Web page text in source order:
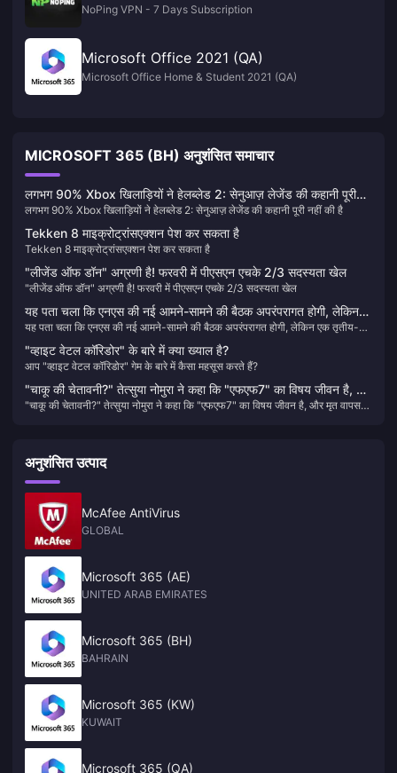
NoPing VPN - 7 Days Subscription
Microsoft Office 2021 (QA)
Microsoft Office Home & Student 2021 (QA)
MICROSOFT 365 (BH) अनुशंसित समाचार
लगभग 90% Xbox खिलाड़ियों ने हेलब्लेड 2: सेनुआज़ लेजेंड की कहानी पूरी
नहीं की है
लगभग 90% Xbox खिलाड़ियों ने हेलब्लेड 2: सेनुआज़ लेजेंड की कहानी पूरी नहीं की है
Tekken 8 माइक्रोट्रांसएक्शन पेश कर सकता है
Tekken 8 माइक्रोट्रांसएक्शन पेश कर सकता है
"लीजेंड ऑफ डॉन" अग्रणी है! फरवरी में पीएसएन एचके 2/3 सदस्यता खेल
"लीजेंड ऑफ डॉन" अग्रणी है! फरवरी में पीएसएन एचके 2/3 सदस्यता खेल
यह पता चला कि एनएस की नई आमने-सामने की बैठक अपरंपरागत होगी, लेकिन
एक तृतीय-पक्ष भागीदार सम्मेलन होगा।
यह पता चला कि एनएस की नई आमने-सामने की बैठक अपरंपरागत होगी, लेकिन एक तृतीय-पक्ष
भागीदार सम्मेलन होगा।
"व्हाइट वेटल कॉरिडोर" के बारे में क्या ख्याल है?
आप "व्हाइट वेटल कॉरिडोर" गेम के बारे में कैसा महसूस करते हैं?
"चाकू की चेतावनी?" तेत्सुया नोमुरा ने कहा कि "एफएफ7" का विषय जीवन है, और
मृत वापस नहीं आएंगे।
"चाकू की चेतावनी?" तेत्सुया नोमुरा ने कहा कि "एफएफ7" का विषय जीवन है, और मृत वापस
अनुशंसित उत्पाद
McAfee AntiVirus
GLOBAL
Microsoft 365 (AE)
UNITED ARAB EMIRATES
Microsoft 365 (BH)
BAHRAIN
Microsoft 365 (KW)
KUWAIT
Microsoft 365 (QA)